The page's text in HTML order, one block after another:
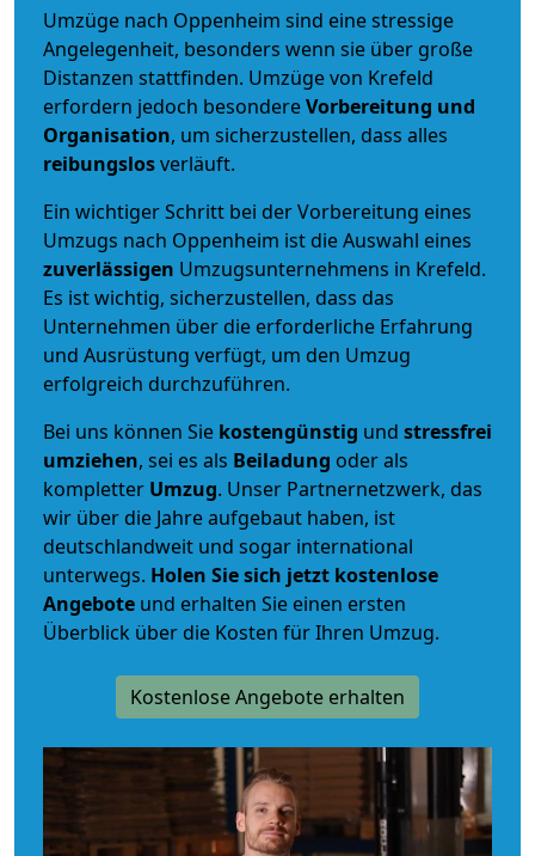
Umzüge nach Oppenheim sind eine stressige
Angelegenheit, besonders wenn sie über große
Distanzen stattfinden. Umzüge von Krefeld
erfordern jedoch besondereVorbereitung und
Organisation, um sicherzustellen, dass alles
reibungslosverläuft.
Ein wichtiger Schritt bei der Vorbereitung eines
Umzugs nach Oppenheim ist die Auswahl eines
zuverlässigen Umzugsunternehmens in Krefeld.
Es ist wichtig, sicherzustellen, dass das
Unternehmen über die erforderliche Erfahrung
und Ausrüstung verfügt, um den Umzug
erfolgreich durchzuführen.
Bei uns können Sie kostengünstig und stressfrei
umziehen, sei es als Beiladung oder als
kompletter Umzug. Unser Partnernetzwerk, das
wir über die Jahre aufgebaut haben, ist
deutschlandweit und sogar international
unterwegs. Holen Sie sich jetzt kostenlose
Angebote und erhalten Sie einen ersten
Überblick über die Kosten für Ihren Umzug.
Kostenlose Angebote erhalten